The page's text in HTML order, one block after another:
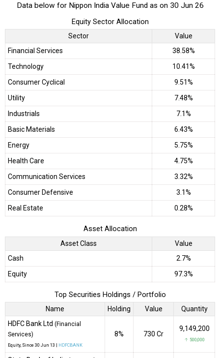
Data below for Nippon India Value Fund as on 30 Jun 26
Equity Sector Allocation
Sector
Value
Financial Services
38.58%
Technology
10.41%
Consumer Cyclical
9.51%
Utility
7.48%
Industrials
7.1%
Basic Materials
6.43%
Energy
5.75%
Health Care
4.75%
Communication Services
3.32%
Consumer Defensive
3.1%
Real Estate
0.28%
Asset Allocation
Asset Class
Value
Cash
2.7%
Equity
97.3%
Top Securities Holdings / Portfolio
Name Holding Value
Quantity
HDFC Bank Ltd (Financial
Services)
Equity, Since 30 Jun 13 | HDFCBANK
8% ₹730 Cr
9,149,200
↑ 500,000